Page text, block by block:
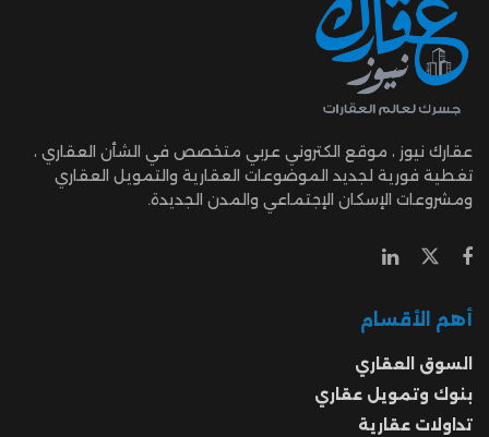
عقارك نيوز ، موقع الكتروني عربي متخصص في الشأن العقاري ،
تغطية فورية لجديد الموضوعات العقارية والتمويل العقاري
ومشروعات الإسكان الإجتماعي والمدن الجديدة.
أهم الأقسام
السوق العقاري
بنوك وتمويل عقاري
تداولات عقارية